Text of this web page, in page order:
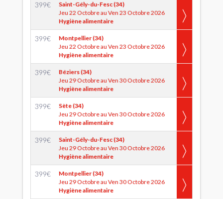
399€
Saint-Gély-du-Fesc (34)
Jeu 22 Octobre au Ven 23 Octobre 2026
Hygiène alimentaire
399€
Montpellier (34)
Jeu 22 Octobre au Ven 23 Octobre 2026
Hygiène alimentaire
399€
Béziers (34)
Jeu 29 Octobre au Ven 30 Octobre 2026
Hygiène alimentaire
399€
Sète (34)
Jeu 29 Octobre au Ven 30 Octobre 2026
Hygiène alimentaire
399€
Saint-Gély-du-Fesc (34)
Jeu 29 Octobre au Ven 30 Octobre 2026
Hygiène alimentaire
399€
Montpellier (34)
Jeu 29 Octobre au Ven 30 Octobre 2026
Hygiène alimentaire